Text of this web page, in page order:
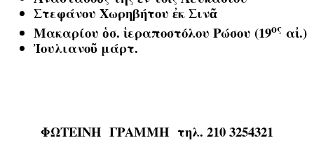
Στεφάνου Χωρηβήτου ἐκ Σινᾶ
Μακαρίου ὁσ. ἱεραποστόλου Ρώσου (19ος αἰ.)
Ἰουλιανοῦ μάρτ.
ΦΩΤΕΙΝΗ ΓΡΑΜΜΗ τηλ. 210 3254321